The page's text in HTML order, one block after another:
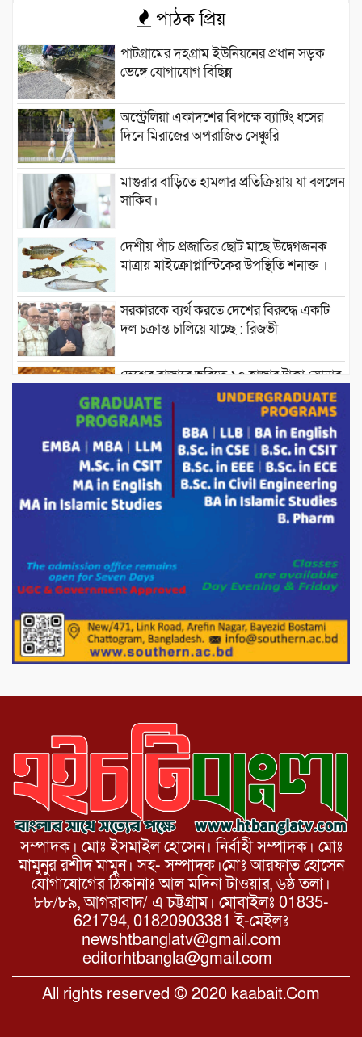
পাঠক প্রিয়
পাটগ্রামের দহগ্রাম ইউনিয়নের প্রধান সড়ক
ভেঙ্গে যোগাযোগ বিছিন্ন
অস্ট্রেলিয়া একাদশের বিপক্ষে ব্যাটিং ধসের
দিনে মিরাজের অপরাজিত সেঞ্চুরি
মাগুরার বাড়িতে হামলার প্রতিক্রিয়ায় যা বললেন
সাকিব।
দেশীয় পাঁচ প্রজাতির ছোট মাছে উদ্বেগজনক
মাত্রায় মাইক্রোপ্লাস্টিকের উপস্থিতি শনাক্ত ।
সরকারকে ব্যর্থ করতে দেশের বিরুদ্ধে একটি
দল চক্রান্ত চালিয়ে যাচ্ছে : রিজভী
দেশের বাজারে ভরিতে ১০ হাজার টাকা সোনার
দাম বাড়ানোর ঘোষণা।
ভারপ্রাপ্ত রাষ্ট্রপতি হাফিজ উদ্দিন আহমদের
সাথে এইচটি বাংলা অনলাইন পোর্টাল ও আইপি
টিভির সম্পাদক মোঃ ইসমাইল হোসেনের
সৌজন্য সাক্ষাৎ।
পাটগ্রামে জুলাই অভ্যুত্থান দিবস উপলক্ষে
পোরশায় গণঅভ্যুত্থান দিবসে শহিদ ও জুলাই
১১ দলীয় ঐক্য পোরশা উপজেলা শাখার
সম্পাদক। মোঃ ইসমাইল হোসেন। নির্বাহী সম্পাদক। মোঃ
মামুনুর রশীদ মামুন। সহ- সম্পাদক।মোঃ আরফাত হোসেন
যোগাযোগের ঠিকানাঃ আল মদিনা টাওয়ার, ৬ষ্ঠ তলা।
৮৮/৮৯, আগরাবাদ/ এ চট্টগ্রাম। মোবাইলঃ 01835-
621794, 01820903381 ই-মেইলঃ
newshtbanglatv@gmail.com
editorhtbangla@gmail.com
All rights reserved © 2020 kaabait.Com